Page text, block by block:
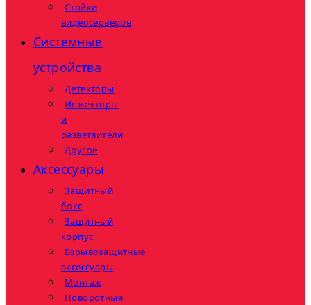
Стойки
видеосерверов
Системные
устройства
Детекторы
Инжекторы
и
разветвители
Другое
Аксессуары
Защитный
бокс
Защитный
корпус
Взрывозащитные
аксессуары
Монтаж
Поворотные